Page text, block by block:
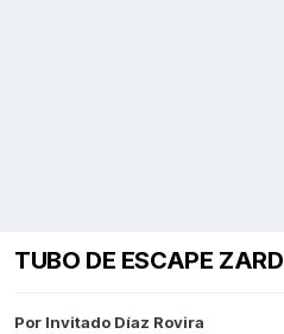
TUBO DE ESCAPE ZARD
Por Invitado Díaz Rovira